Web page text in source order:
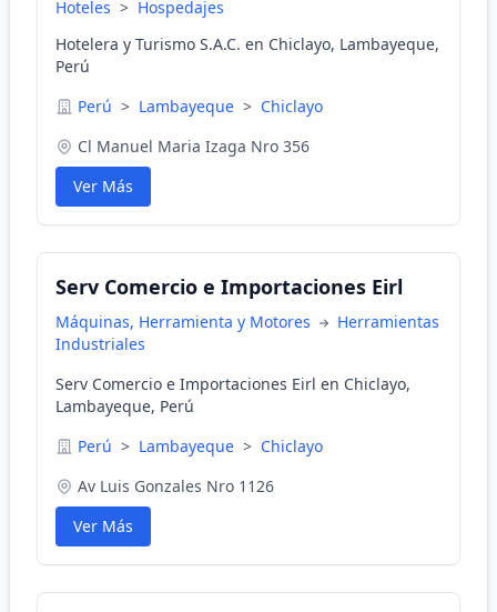
Hoteles > Hospedajes
Hotelera y Turismo S.A.C. en Chiclayo, Lambayeque,
Perú
Perú > Lambayeque > Chiclayo
Cl Manuel Maria Izaga Nro 356
Ver Más
Serv Comercio e Importaciones Eirl
Máquinas, Herramienta y Motores
Herramientas
Industriales
Serv Comercio e Importaciones Eirl en Chiclayo,
Lambayeque, Perú
Perú > Lambayeque > Chiclayo
Av Luis Gonzales Nro 1126
Ver Más